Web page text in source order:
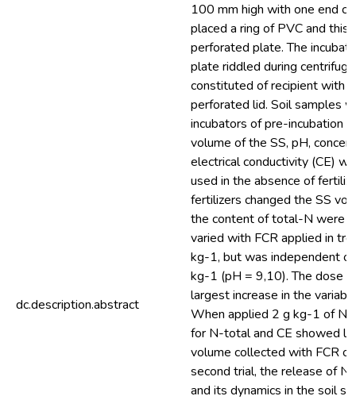
dc.description.abstract
100 mm high with one end
placed a ring of PVC and this
perforated plate. The
plate riddled during
constituted of recipient with
perforated lid. Soil samples
incubators of pre-incubation
volume of the SS, pH,
electrical conductivity (CE)
used in the absence of
fertilizers changed the SS
the content of total-N were
varied with FCR applied in
kg-1, but was independent
kg-1 (pH = 9,10). The dose
largest increase in the
When applied 2 g kg-1 of N-
for N-total and CE showed
volume collected with FCR
second trial, the release of
and its dynamics in the soil